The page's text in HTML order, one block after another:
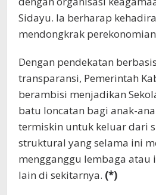
Sidayu. Ia berharap
mendongkrak
Dengan pendekatan
transparansi, Pemerintah
berambisi menjadikan
batu loncatan bagi anak-
termiskin untuk keluar dari
struktural yang selama ini
mengganggu lembaga
lain di sekitarnya. (*)